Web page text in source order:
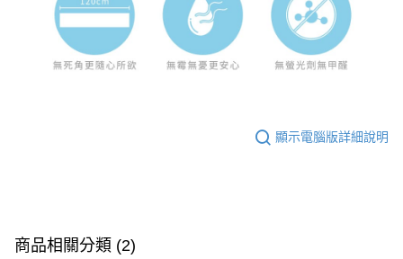
顯示電腦版詳細說明
商品相關分類 (2)